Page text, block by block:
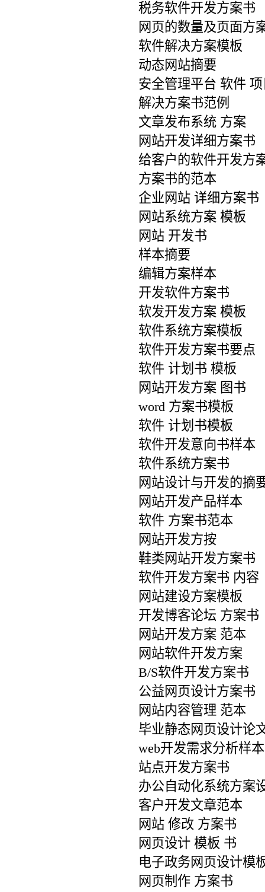
税务软件开发方案书
网页的数量及页面方
软件解决方案模板
动态网站摘要
安全管理平台 软件
解决方案书范例
文章发布系统 方案
网站开发详细方案书
给客户的软件开发方
方案书的范本
企业网站 详细方案书
网站系统方案 模板
网站 开发书
样本摘要
编辑方案样本
开发软件方案书
软发开发方案 模板
软件系统方案模板
软件开发方案书要点
软件 计划书 模板
网站开发方案 图书
word 方案书模板
软件 计划书模板
软件开发意向书样本
软件系统方案书
网站设计与开发的摘
网站开发产品样本
软件 方案书范本
网站开发方按
鞋类网站开发方案书
软件开发方案书 内容
网站建设方案模板
开发博客论坛 方案书
网站开发方案 范本
网站软件开发方案
B/S软件开发方案书
公益网页设计方案书
网站内容管理 范本
毕业静态网页设计论
web开发需求分析样本
站点开发方案书
办公自动化系统方案
客户开发文章范本
网站 修改 方案书
网页设计 模板 书
电子政务网页设计模
网页制作 方案书